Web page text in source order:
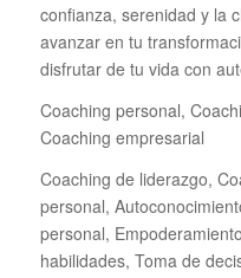
confianza, serenidad y la
avanzar en tu
disfrutar de tu vida con
Coaching personal,
Coaching empresarial
Coaching de liderazgo,
personal,
personal,
habilidades, Toma de